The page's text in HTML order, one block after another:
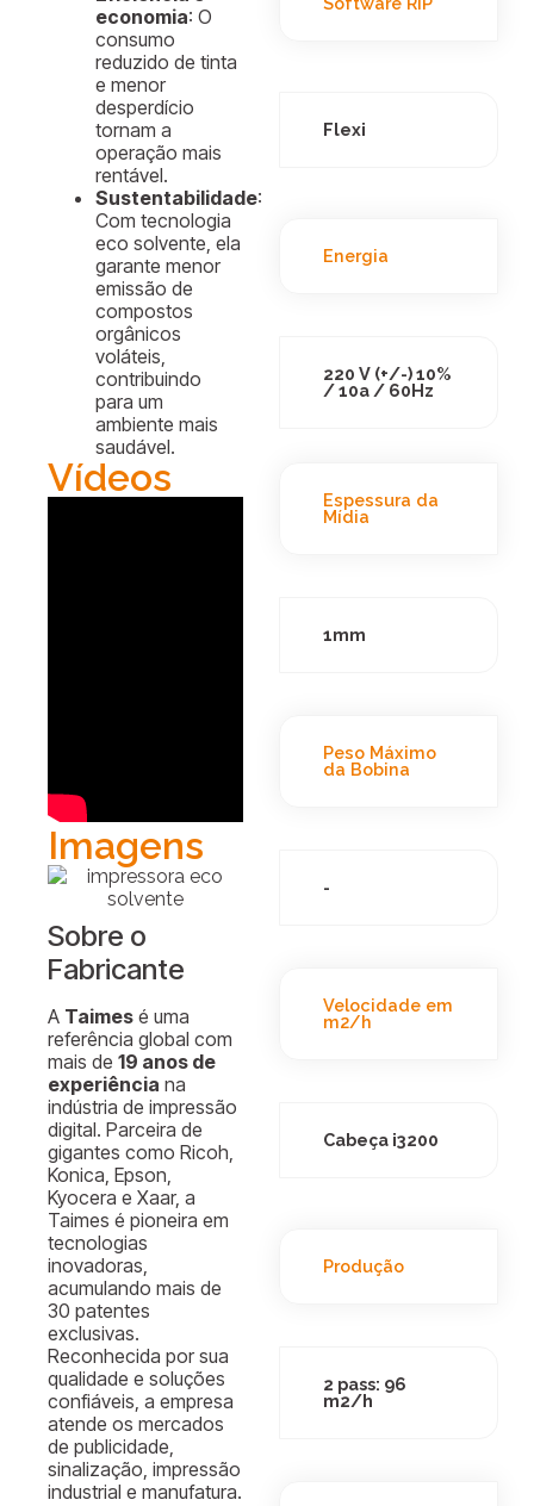
economia: O
consumo
reduzido de tinta
e menor
desperdício
tornam a
operação mais
rentável.
Sustentabilidade:
Com tecnologia
eco solvente, ela
garante menor
emissão de
compostos
orgânicos
voláteis,
contribuindo
para um
ambiente mais
saudável.
Vídeos
Imagens
Sobre o
Fabricante
A Taimes é uma
referência global com
mais de 19 anos de
experiência na
indústria de impressão
digital. Parceira de
gigantes como Ricoh,
Konica, Epson,
Kyocera e Xaar, a
Taimes é pioneira em
tecnologias
inovadoras,
acumulando mais de
30 patentes
exclusivas.
Reconhecida por sua
qualidade e soluções
confiáveis, a empresa
atende os mercados
de publicidade,
sinalização, impressão
industrial e manufatura.
Flexi
Energia
220 V (+/-) 10%
/ 10a / 60Hz
Espessura da
Mídia
1mm
Peso Máximo
da Bobina
-
Velocidade em
m2/h
Cabeça i3200
Produção
2 pass: 96
m2/h